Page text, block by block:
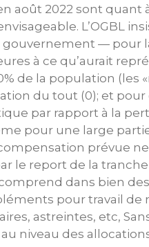
août 2022 sont quant
L’OGBL
gouvernement — pour
à ce qu’aurait
de la population (les
du tout (0); et pour
par rapport à la
pour une large
prévue
le report de la
dans bien
pour travail de
astreintes, etc,
au niveau des